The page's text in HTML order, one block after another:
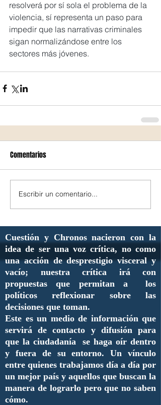
resolverá por sí sola el problema de la
violencia, sí representa un paso para
impedir que las narrativas criminales
sigan normalizándose entre los
sectores más jóvenes.
Comentarios
Escribir un comentario...
Cuestión y Chronos nacieron con la
idea de ser una voz crítica, no como
una acción de desprestigio visceral y
vacío; nuestra crítica irá con
propuestas que permitan a los
políticos reflexionar sobre las
decisiones que toman.
Este es un medio de información que
servirá de contacto y difusión para
que la ciudadanía se haga oír dentro
y fuera de su entorno. Un vínculo
entre quienes trabajamos día a día por
un mejor país y aquellos que buscan la
manera de lograrlo pero que no saben
cómo.